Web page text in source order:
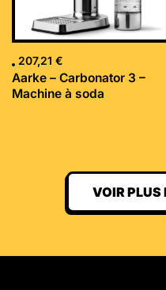
207,21 €
Aarke – Carbonator 3 –
Machine à soda
VOIR PLUS